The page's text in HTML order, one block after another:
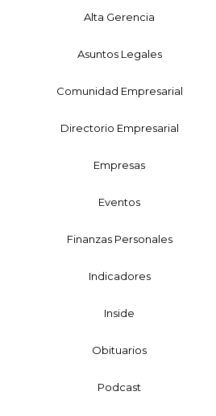
Alta Gerencia
Asuntos Legales
Comunidad Empresarial
Directorio Empresarial
Empresas
Eventos
Finanzas Personales
Indicadores
Inside
Obituarios
Podcast